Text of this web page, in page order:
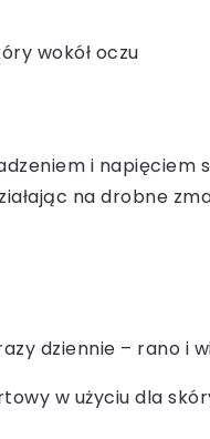
wokół oczu
i napięciem
na drobne
dziennie – rano i
w użyciu dla